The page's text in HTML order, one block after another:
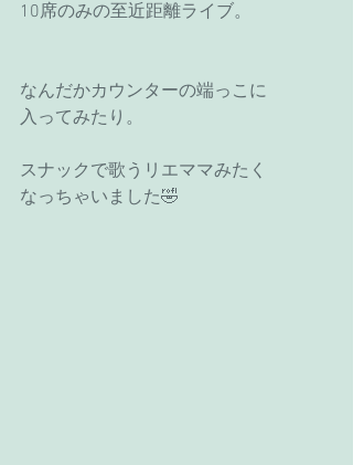
10席のみの至近距離ライブ。
なんだかカウンターの端っこに
入ってみたり。
スナックで歌うリエママみたく
なっちゃいました🤣